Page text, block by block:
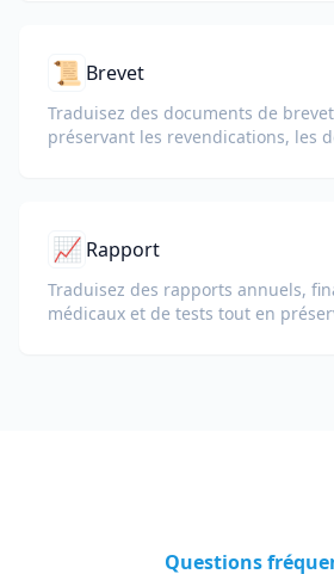
📜 Brevet
Traduisez des documents de
préservant les revendications, les
📈 Rapport
Traduisez des rapports annuels,
médicaux et de tests tout en
Questions